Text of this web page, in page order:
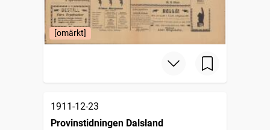
[omärkt]
1911-12-23
Provinstidningen Dalsland